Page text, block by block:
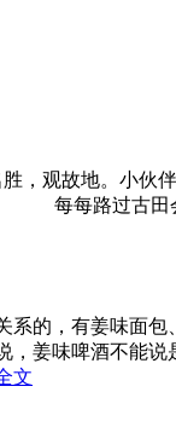
故地。小伙伴们
每每路过古田
的，有姜味面包
，姜味啤酒不能
文